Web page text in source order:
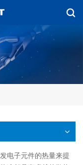
电子元件的热量来提